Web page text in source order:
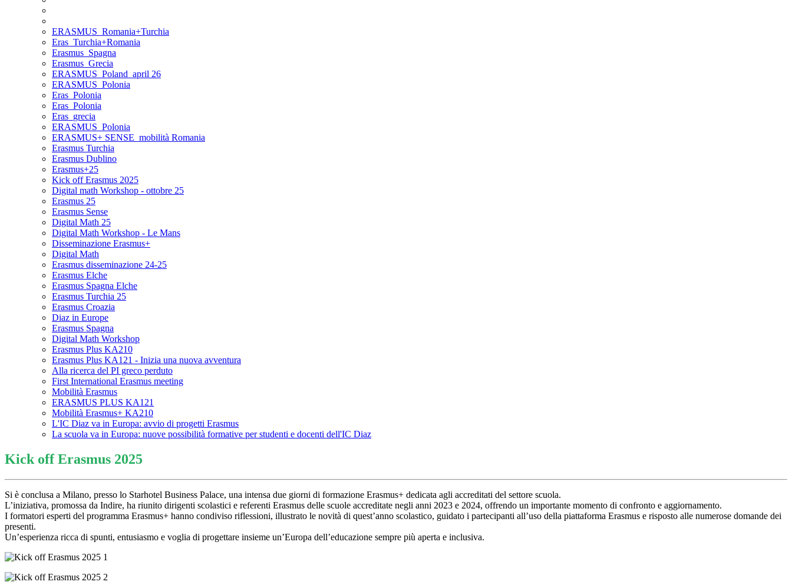
ERASMUS_Romania+Turchia
Eras_Turchia+Romania
Erasmus_Spagna
Erasmus_Grecia
ERASMUS_Poland_april 26
ERASMUS_Polonia
Eras_Polonia
Eras_Polonia
Eras_grecia
ERASMUS_Polonia
ERASMUS+ SENSE_mobilità Romania
Erasmus Turchia
Erasmus Dublino
Erasmus+25
Kick off Erasmus 2025
Digital math Workshop - ottobre 25
Erasmus 25
Erasmus Sense
Digital Math 25
Digital Math Workshop - Le Mans
Disseminazione Erasmus+
Digital Math
Erasmus disseminazione 24-25
Erasmus Elche
Erasmus Spagna Elche
Erasmus Turchia 25
Erasmus Croazia
Diaz in Europe
Erasmus Spagna
Digital Math Workshop
Erasmus Plus KA210
Erasmus Plus KA121 - Inizia una nuova avventura
Alla ricerca del PI greco perduto
First International Erasmus meeting
Mobilità Erasmus
ERASMUS PLUS KA121
Mobilità Erasmus+ KA210
L'IC Diaz va in Europa: avvio di progetti Erasmus
La scuola va in Europa: nuove possibilità formative per studenti e docenti dell'IC Diaz
Kick off Erasmus 2025
Si è conclusa a Milano, presso lo Starhotel Business Palace, una intensa due giorni di formazione Erasmus+ dedicata agli accreditati del settore scuola.
L’iniziativa, promossa da Indire, ha riunito dirigenti scolastici e referenti Erasmus delle scuole accreditate negli anni 2023 e 2024, offrendo un importante momento di confronto e aggiornamento.
I formatori esperti del programma Erasmus+ hanno condiviso riflessioni, illustrato le novità di quest’anno scolastico, guidato i partecipanti all’uso della piattaforma Erasmus e risposto alle numerose domande dei
presenti.
Un’esperienza ricca di spunti, entusiasmo e voglia di progettare insieme un’Europa dell’educazione sempre più aperta e inclusiva.